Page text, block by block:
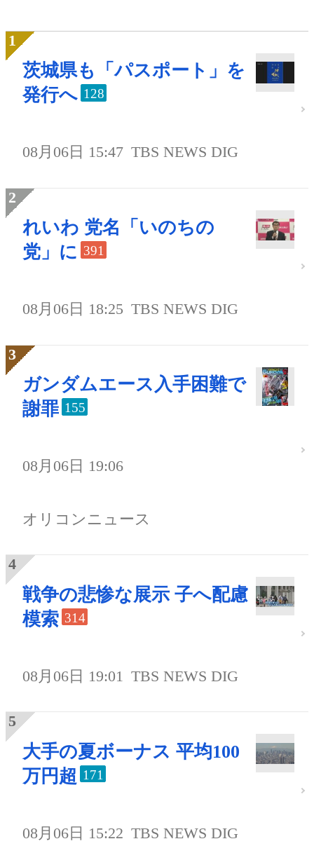
茨城県も「パスポート」を
発行へ 128
08月06日 15:47 TBS NEWS DIG
れいわ 党名「いのちの
党」に 391
08月06日 18:25 TBS NEWS DIG
ガンダムエース入手困難で
謝罪 155
08月06日 19:06
オリコンニュース
戦争の悲惨な展示 子へ配慮
模索 314
08月06日 19:01 TBS NEWS DIG
大手の夏ボーナス 平均100
万円超 171
08月06日 15:22 TBS NEWS DIG